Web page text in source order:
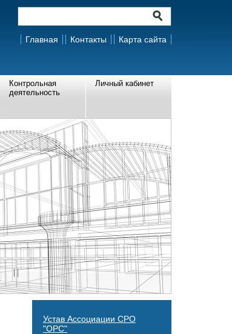
Главная Контакты Карта сайта
Контрольная
деятельность
Личный кабинет
Устав Ассоциации СРО
"ОРС"